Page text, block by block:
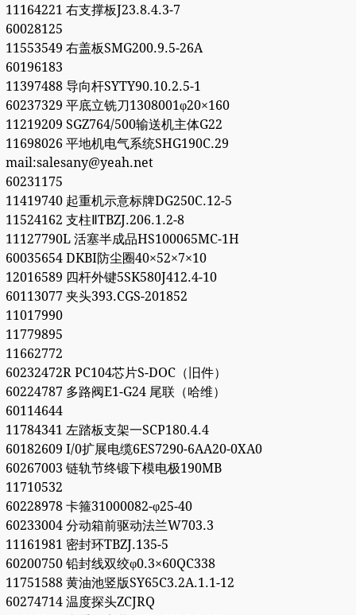
11164221 右支撑板J23.8.4.3-7
60028125
11553549 右盖板SMG200.9.5-26A
60196183
11397488 导向杆SYTY90.10.2.5-1
60237329 平底立铣刀1308001φ20×160
11219209 SGZ764/500输送机主体G22
11698026 平地机电气系统SHG190C.29
mail:salesany@yeah.net
60231175
11419740 起重机示意标牌DG250C.12-5
11524162 支柱ⅡTBZJ.206.1.2-8
11127790L 活塞半成品HS100065MC-1H
60035654 DKBI防尘圈40×52×7×10
12016589 四杆外键5SK580J412.4-10
60113077 夹头393.CGS-201852
11017990
11779895
11662772
60232472R PC104芯片S-DOC（旧件）
60224787 多路阀E1-G24 尾联（哈维）
60114644
11784341 左踏板支架一SCP180.4.4
60182609 I/0扩展电缆6ES7290-6AA20-0XA0
60267003 链轨节终锻下模电极190MB
11710532
60228978 卡箍31000082-φ25-40
60233004 分动箱前驱动法兰W703.3
11161981 密封环TBZJ.135-5
60200750 铅封线双绞φ0.3×60QC338
11751588 黄油池竖版SY65C3.2A.1.1-12
60274714 温度探头ZCJRQ